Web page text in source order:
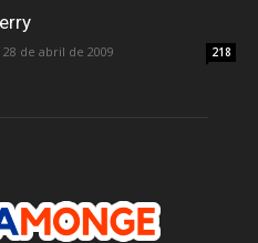
de abril de 2009 218